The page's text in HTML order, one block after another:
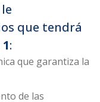
que tendrá
:
que garantiza la
de las